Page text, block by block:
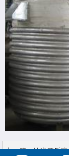
上一篇：外半管反